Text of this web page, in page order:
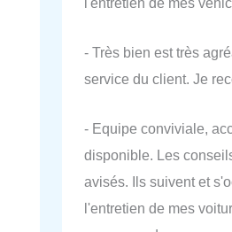
- Très bien est très
service du client. Je
- Equipe conviviale,
disponible. Les
avisés. Ils suivent et
l'entretien de mes